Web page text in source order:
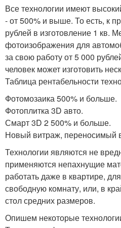
Все технологии имеют
- от 500% и выше. То есть, к
рублей в изготовление 1 кв.
фотоизображения для
за свою работу от 5 000
человек может изготовить
Таблица рентабельности
Фотомозаика 500% и больше.
Фотоплитка 3D авто.
Смарт 3D 2 500% и больше.
Новый витраж, переносимый
Технологии являются не
применяются непахнущие
работать даже в квартире,
свободную комнату, или, в
стол средних размеров.
Опишем некоторые